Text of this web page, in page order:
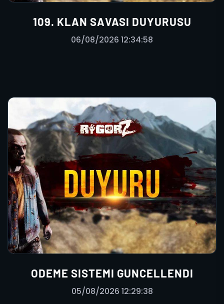
109. KLAN SAVASI DUYURUSU
06/08/2026 12:34:58
ODEME SISTEMI GUNCELLENDI
05/08/2026 12:29:38